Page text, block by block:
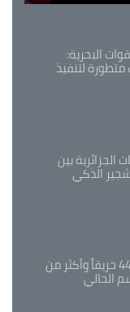
البحرية:
لتنفيذ
بين
الذكي
المدير العام للغابات: 445 حريقاً وأكثر من